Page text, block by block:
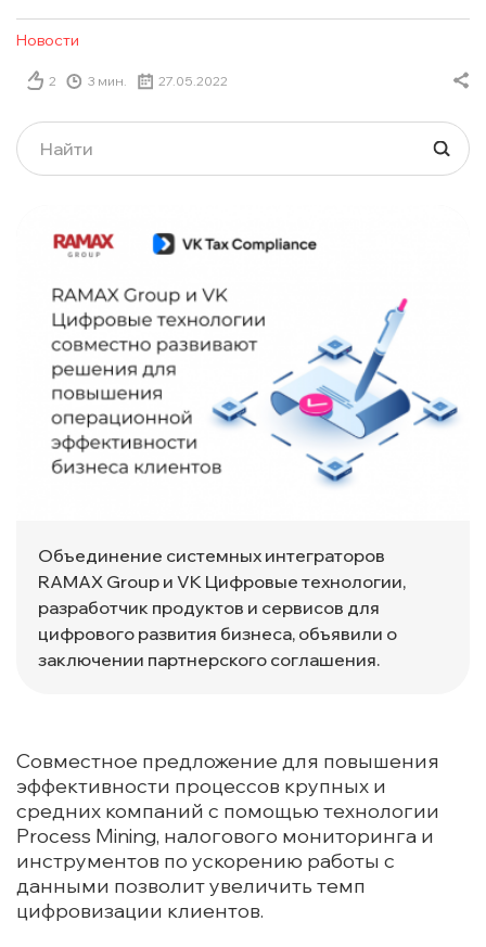
Новости
2 3 мин. 27.05.2022
Объединение системных интеграторов
RAMAX Group и VK Цифровые технологии,
разработчик продуктов и сервисов для
цифрового развития бизнеса, объявили о
заключении партнерского соглашения.
Совместное предложение для повышения
эффективности процессов крупных и
средних компаний с помощью технологии
Process Mining, налогового мониторинга и
инструментов по ускорению работы с
данными позволит увеличить темп
цифровизации клиентов.